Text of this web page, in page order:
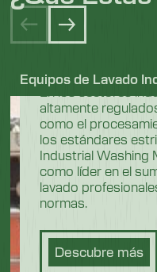
En los sectores
altamente
como el
los estándares
Industrial Washing
como líder en el
lavado
normas.
Descubre más
Equipos de Lavado